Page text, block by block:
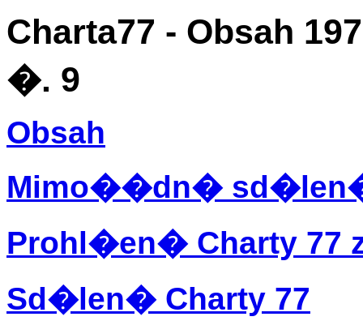
Charta77 - Obsah
�. 9
Obsah
Mimo��dn�
Prohl�en� Charty 77
Sd�len� Charty 77